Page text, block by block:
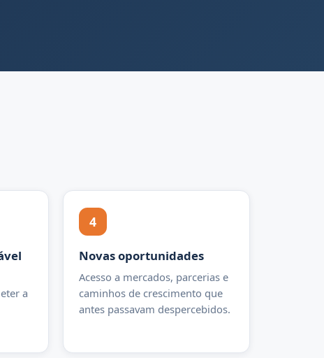
a
4
Novas oportunidades
Acesso a mercados, parcerias e
caminhos de crescimento que
antes passavam despercebidos.